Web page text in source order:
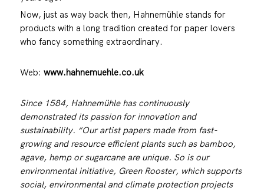
Now, just as way back then, Hahnemühle stands for
products with a long tradition created for paper lovers
who fancy something extraordinary.
Web: www.hahnemuehle.co.uk
Since 1584, Hahnemühle has continuously
demonstrated its passion for innovation and
sustainability. “Our artist papers made from fast-
growing and resource efficient plants such as bamboo,
agave, hemp or sugarcane are unique. So is our
environmental initiative, Green Rooster, which supports
social, environmental and climate protection projects